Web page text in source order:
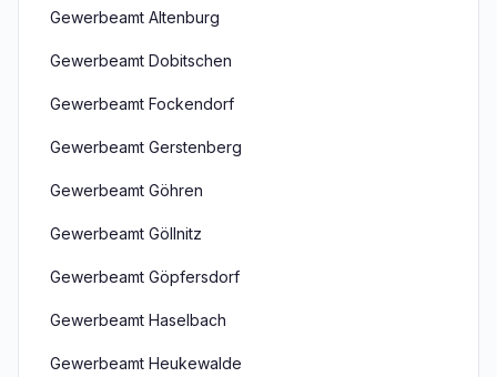
Gewerbeamt Altenburg
Gewerbeamt Dobitschen
Gewerbeamt Fockendorf
Gewerbeamt Gerstenberg
Gewerbeamt Göhren
Gewerbeamt Göllnitz
Gewerbeamt Göpfersdorf
Gewerbeamt Haselbach
Gewerbeamt Heukewalde